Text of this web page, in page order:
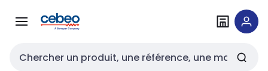
navigationau
Entrée de recherche